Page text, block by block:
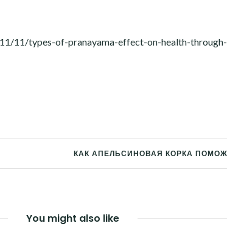
11/types-of-pranayama-effect-on-health-
КАК АПЕЛЬСИНОВАЯ КОРКА
You might also like